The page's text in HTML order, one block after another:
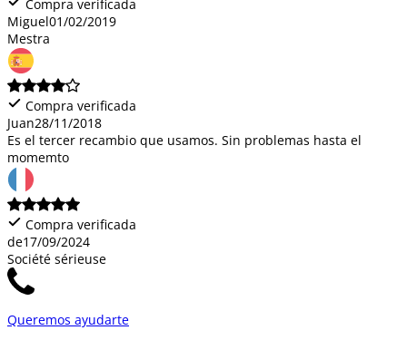
Compra verificada
Miguel01/02/2019
Mestra
Compra verificada
Juan28/11/2018
Es el tercer recambio que usamos. Sin problemas hasta el
momemto
Compra verificada
de17/09/2024
Société sérieuse
Queremos ayudarte